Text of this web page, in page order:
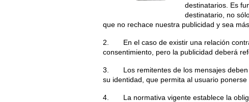
destinatarios. Es
destinatario, no
que no rechace nuestra publicidad y sea
2. En el caso de existir una relación
consentimiento, pero la publicidad deberá
3. Los remitentes de los mensajes deben
su identidad, que permita al usuario ponerse
4. La normativa vigente establece la